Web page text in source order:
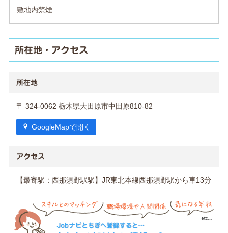
敷地内禁煙
所在地・アクセス
所在地
〒 324-0062 栃木県大田原市中田原810-82
GoogleMapで開く
アクセス
【最寄駅：西那須野駅駅】JR東北本線西那須野駅から車13分